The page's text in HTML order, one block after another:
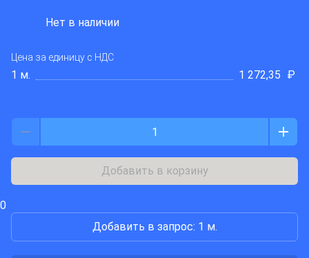
Нет в наличии
Цена за единицу с НДС
1 м. 1 272,35 ₽
Добавить в корзину
0
Добавить в запрос: 1 м.